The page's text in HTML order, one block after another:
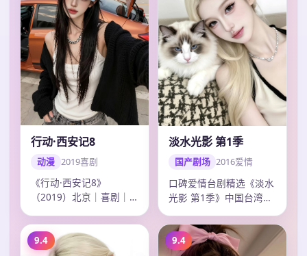
行动·西安记8
动漫 2019喜剧
《行动·西安记8》
（2019）北京｜喜剧｜
主演吴磊、王凯、…
淡水光影 第1季
国产剧场 2016爱情
口碑爱情台剧精选《淡水
光影 第1季》中国台湾热
象深刻，钟孟…
9.4 9.4